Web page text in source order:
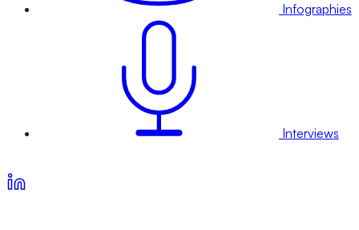
Infographies
Interviews